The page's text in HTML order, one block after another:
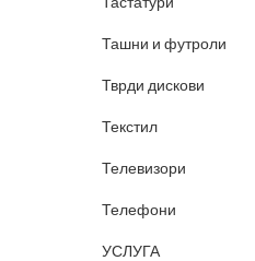
Ташни и футроли
Тврди дискови
Текстил
Телевизори
Телефони
УСЛУГА